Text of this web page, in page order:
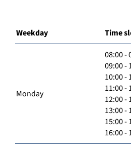
Weekday Time
Monday
08:00 -
09:00 -
10:00 -
11:00 -
12:00 -
13:00 -
15:00 -
16:00 -